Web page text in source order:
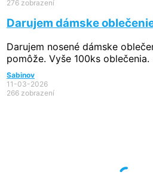
276 zobrazení
Darujem dámske
Darujem nosené dámske
pomôže. Vyše 100ks oblečenia.
Sabinov
11-03-2026
266 zobrazení